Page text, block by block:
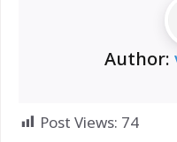
Author:
Post Views: 74